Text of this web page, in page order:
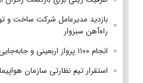
بازدید مدیرعامل شرکت ساخت و
راه‌آهن سبزوار
انجام ۱۱۰۰ پرواز اربعینی و جابه‌جایی ۱۴۱ هزار زائر تا ۱۲ مرداد
استقرار تیم‌ نظارتی سازمان